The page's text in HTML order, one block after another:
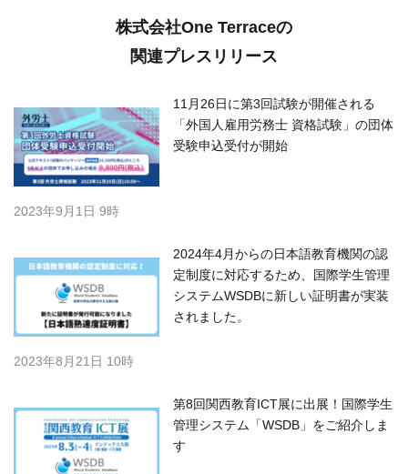
株式会社One Terraceの
関連プレスリリース
11月26日に第3回試験が開催される
「外国人雇用労務士 資格試験」の団体
受験申込受付が開始
2023年9月1日 9時
2024年4月からの日本語教育機関の認
定制度に対応するため、国際学生管理
システムWSDBに新しい証明書が実装
されました。
2023年8月21日 10時
第8回関西教育ICT展に出展！国際学生
管理システム「WSDB」をご紹介しま
す